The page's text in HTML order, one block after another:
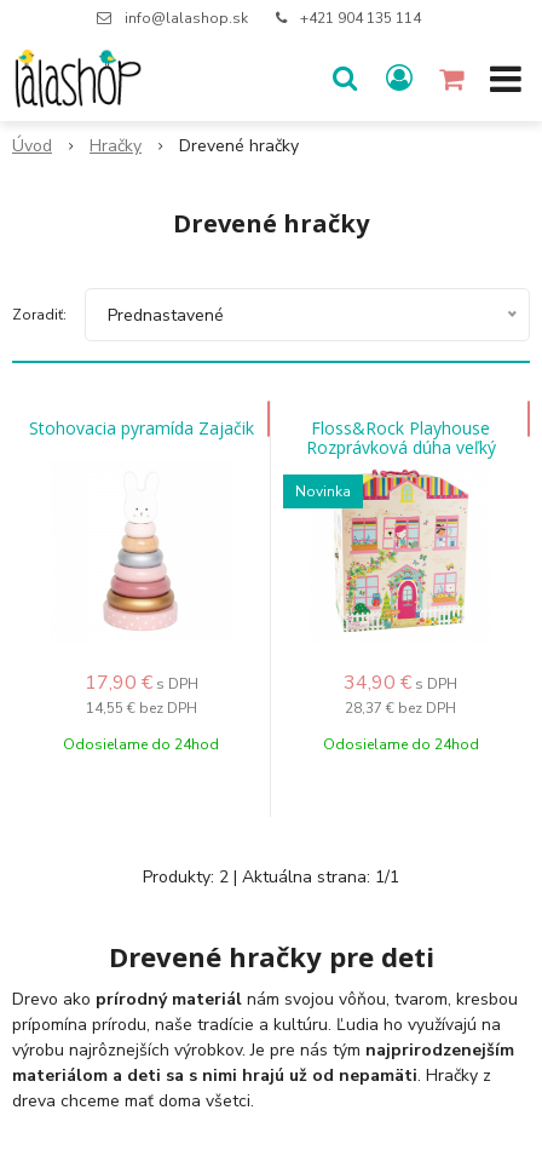
info@lalashop.sk +421 904 135 114
Úvod Hračky Drevené hračky
Drevené hračky
Zoradiť: Prednastavené
Stohovacia pyramída Zajačik
17,90 € s DPH
14,55 € bez DPH
Odosielame do 24hod
Floss&Rock Playhouse
Rozprávková dúha veľký
Novinka
34,90 € s DPH
28,37 € bez DPH
Odosielame do 24hod
Produkty: 2 | Aktuálna strana: 1/1
Drevené hračky pre deti
Drevo ako prírodný materiál nám svojou vôňou, tvarom, kresbou
prípomína prírodu, naše tradície a kultúru. Ľudia ho využívajú na
výrobu najrôznejších výrobkov. Je pre nás tým najprirodzenejším
materiálom a deti sa s nimi hrajú už od nepamäti. Hračky z
dreva chceme mať doma všetci.